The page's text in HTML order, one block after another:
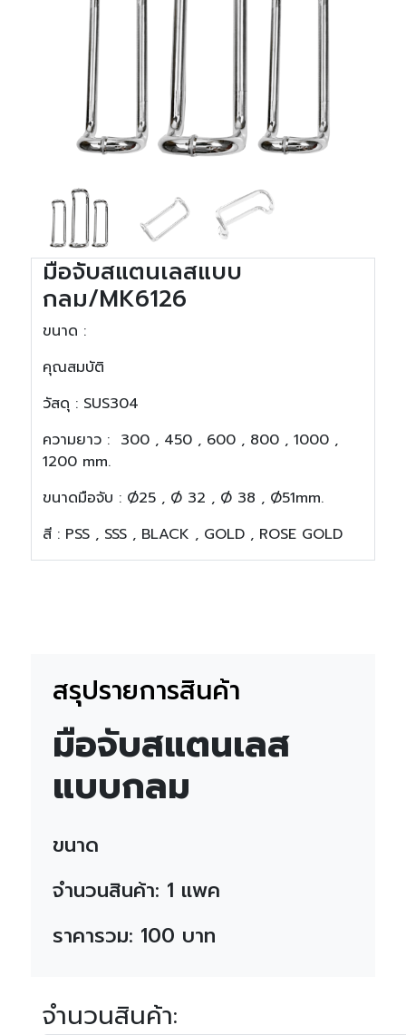
มือจับสแตนเลสแบบ
กลม/MK6126
ขนาด :
คุณสมบัติ
วัสดุ : SUS304
ความยาว : 300 , 450 , 600 , 800 , 1000 ,
1200 mm.
ขนาดมือจับ : Ø25 , Ø 32 , Ø 38 , Ø51mm.
สี : PSS , SSS , BLACK , GOLD , ROSE GOLD
สรุปรายการสินค้า
มือจับสแตนเลส
แบบกลม
ขนาด
จำนวนสินค้า: 1 แพค
ราคารวม: 100 บาท
จำนวนสินค้า: